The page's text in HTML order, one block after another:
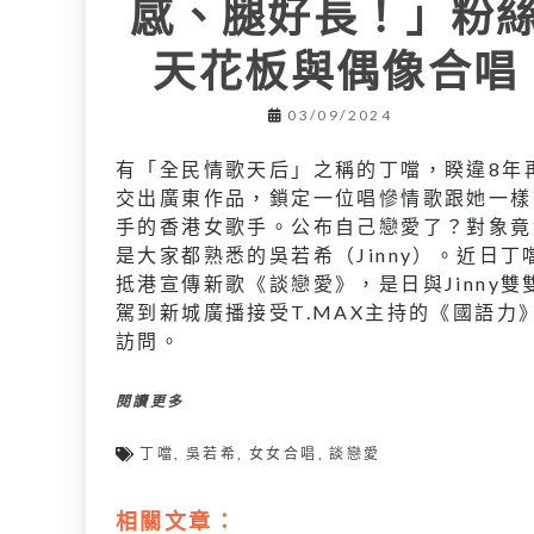
感、腿好長！」粉
天花板與偶像合唱
03/09/2024
有「全民情歌天后」之稱的丁噹，睽違8年
交出廣東作品，鎖定一位唱慘情歌跟她一
手的香港女歌手。公布自己戀愛了？對象竟
是大家都熟悉的吳若希（Jinny）。近日丁
抵港宣傳新歌《談戀愛》，是日與Jinny雙
駕到新城廣播接受T.MAX主持的《國語力》
訪問。
閱讀更多
丁噹,吳若希,女女合唱 ,談戀愛
相關文章：